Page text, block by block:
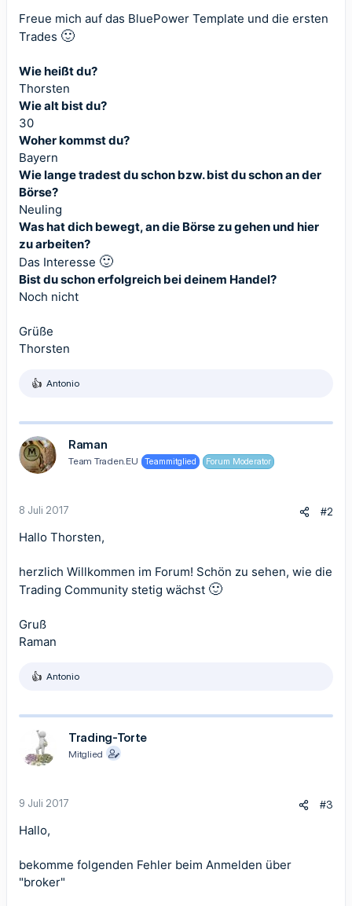
Freue mich auf das BluePower Template und die ersten
Trades 🙂
Wie heißt du?
Thorsten
Wie alt bist du?
30
Woher kommst du?
Bayern
Wie lange tradest du schon bzw. bist du schon an der
Börse?
Neuling
Was hat dich bewegt, an die Börse zu gehen und hier
zu arbeiten?
Das Interesse 🙂
Bist du schon erfolgreich bei deinem Handel?
Noch nicht
Grüße
Thorsten
R
k
t
i
o
n
:
Antonio
Raman
Team Traden.EU Teammitglied Forum Moderator
8 Juli 2017 #2
Hallo Thorsten,
herzlich Willkommen im Forum! Schön zu sehen, wie die
Trading Community stetig wächst 🙂
Gruß
Raman
R
k
o
n
:
Antonio
Trading-Torte
Mitglied
9 Juli 2017 #3
Hallo,
bekomme folgenden Fehler beim Anmelden über
"broker"